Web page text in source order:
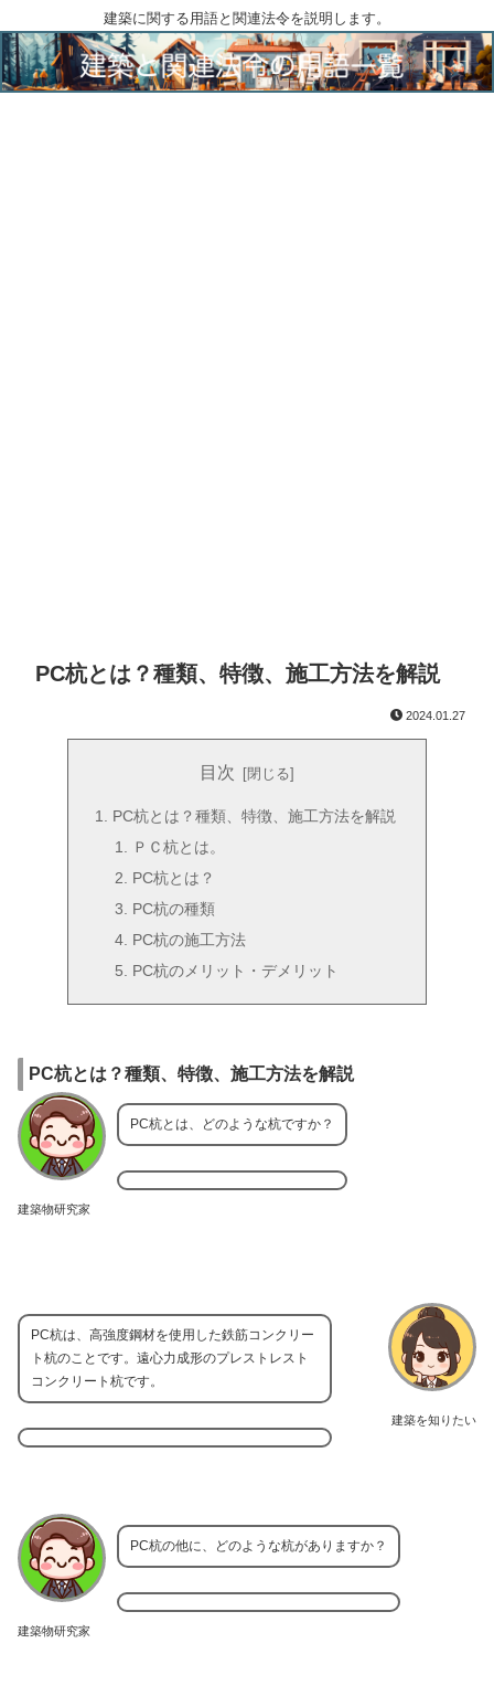
建築に関する用語と関連法令を説明します。
PC杭とは？種類、特徴、施工方法を解説
2024.01.27
目次
PC杭とは？種類、特徴、施工方法を解説
ＰＣ杭とは。
PC杭とは？
PC杭の種類
PC杭の施工方法
PC杭のメリット・デメリット
PC杭とは？種類、特徴、施工方法を解説
建築物研究家
PC杭とは、どのような杭ですか？
建築を知りたい
PC杭は、高強度鋼材を使用した鉄筋コンクリー
ト杭のことです。遠心力成形のプレストレスト
コンクリート杭です。
建築物研究家
PC杭の他に、どのような杭がありますか？